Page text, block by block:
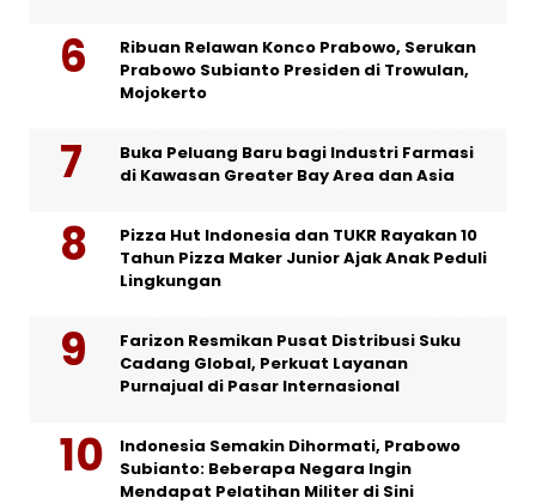
Ribuan Relawan Konco Prabowo, Serukan
Prabowo Subianto Presiden di Trowulan,
Mojokerto
Buka Peluang Baru bagi Industri Farmasi
di Kawasan Greater Bay Area dan Asia
Pizza Hut Indonesia dan TUKR Rayakan 10
Tahun Pizza Maker Junior Ajak Anak Peduli
Lingkungan
Farizon Resmikan Pusat Distribusi Suku
Cadang Global, Perkuat Layanan
Purnajual di Pasar Internasional
Indonesia Semakin Dihormati, Prabowo
Subianto: Beberapa Negara Ingin
Mendapat Pelatihan Militer di Sini